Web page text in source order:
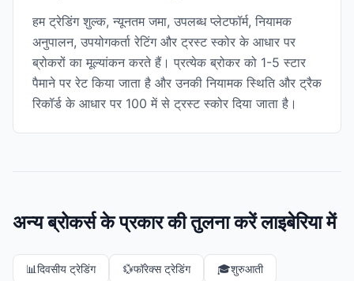
हम ट्रेडिंग शुल्क, न्यूनतम जमा, उपलब्ध प्लेटफॉर्म, नियामक
अनुपालन, उपयोगकर्ता रेटिंग और ट्रस्ट स्कोर के आधार पर
ब्रोकरों का मूल्यांकन करते हैं। प्रत्येक ब्रोकर को 1-5 स्टार
पैमाने पर रेट किया जाता है और उनकी नियामक स्थिति और ट्रैक
रिकॉर्ड के आधार पर 100 में से ट्रस्ट स्कोर दिया जाता है।
अन्य ब्रोकर्स के प्रकार की तुलना करें लाइबेरिया में
📊दिवसीय ट्रेडिंग 💱फॉरेक्स ट्रेडिंग 🎓शुरुआती